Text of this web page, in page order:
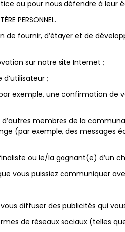
ou pour nous défendre à leur
PERSONNEL.
de fournir, d’étayer et de
sur notre site Internet ;
;
exemple, une confirmation
membres de la
(par exemple, des messages
ou le/la gagnant(e) d’un
vous puissiez communiquer
diffuser des publicités qui
de réseaux sociaux (telles